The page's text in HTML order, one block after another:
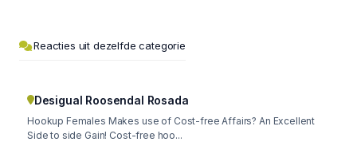
Reacties uit dezelfde categorie
Desigual Roosendal Rosada
Hookup Females Makes use of Cost-free Affairs? An Excellent
Side to side Gain! Cost-free hoo...